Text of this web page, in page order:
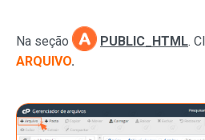
Na seção PUBLIC_HTML. C
ARQUIVO.